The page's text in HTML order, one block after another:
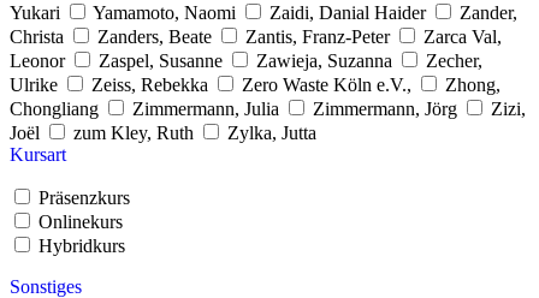
Yukari
Yamamoto, Naomi Zaidi, Danial Haider
Zander,
Christa
Zanders, Beate Zantis, Franz-Peter
Zarca Val,
Leonor
Zaspel, Susanne Zawieja, Suzanna
Zecher,
Ulrike
Zeiss, Rebekka Zero Waste Köln e.V.,
Zhong,
Chongliang
Zimmermann, Julia Zimmermann, Jörg
Zizi,
Joël
zum Kley, Ruth
Zylka, Jutta
Kursart
Präsenzkurs
Onlinekurs
Hybridkurs
Sonstiges